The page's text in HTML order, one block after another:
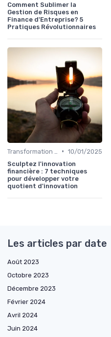
Comment Sublimer la
Gestion de Risques en
Finance d'Entreprise? 5
Pratiques Révolutionnaires
• 10/01/2025
Sculptez l'innovation
financière : 7 techniques
pour développer votre
quotient d'innovation
Les articles par date
Août 2023
Octobre 2023
Décembre 2023
Février 2024
Avril 2024
Juin 2024